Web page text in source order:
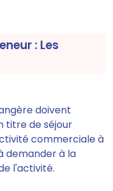
: Les
doivent
titre de séjour
commerciale à
demander à la
l'activité.